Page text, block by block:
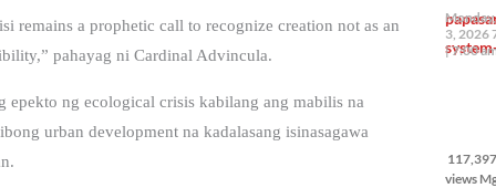
remains a prophetic call to recognize creation not as an
pahayag ni Cardinal Advincula.
epekto ng ecological crisis kabilang ang mabilis na
urban development na kadalasang isinasagawa
bahay
3, 2026
7:00
views